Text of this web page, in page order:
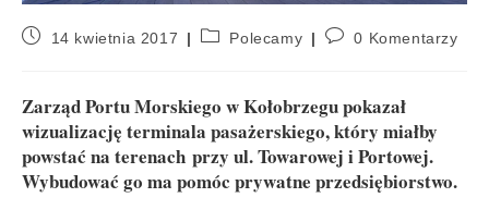
14 kwietnia 2017 Polecamy 0 Komentarzy
Zarząd Portu Morskiego w Kołobrzegu pokazał
wizualizację terminala pasażerskiego, który miałby
powstać na terenach przy ul. Towarowej i Portowej.
Wybudować go ma pomóc prywatne przedsiębiorstwo.